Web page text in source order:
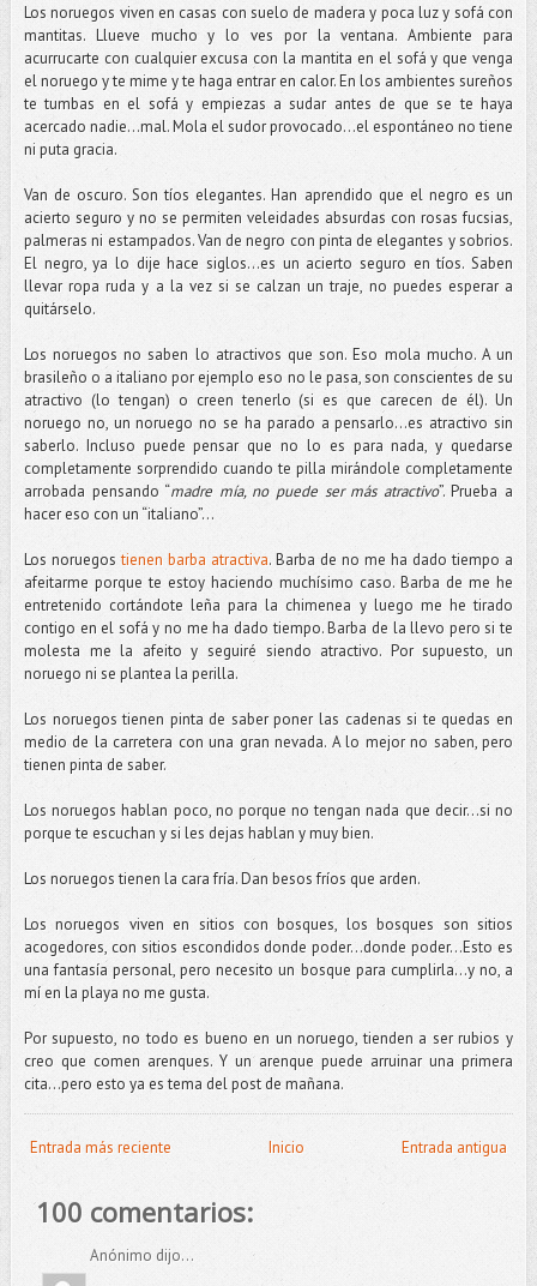
Los noruegos viven en casas con suelo de madera y poca luz y sofá con
mantitas. Llueve mucho y lo ves por la ventana. Ambiente para
acurrucarte con cualquier excusa con la mantita en el sofá y que venga
el noruego y te mime y te haga entrar en calor. En los ambientes sureños
te tumbas en el sofá y empiezas a sudar antes de que se te haya
acercado nadie...mal. Mola el sudor provocado…el espontáneo no tiene
ni puta gracia.
Van de oscuro. Son tíos elegantes. Han aprendido que el negro es un
acierto seguro y no se permiten veleidades absurdas con rosas fucsias,
palmeras ni estampados. Van de negro con pinta de elegantes y sobrios.
El negro, ya lo dije hace siglos…es un acierto seguro en tíos. Saben
llevar ropa ruda y a la vez si se calzan un traje, no puedes esperar a
quitárselo.
Los noruegos no saben lo atractivos que son. Eso mola mucho. A un
brasileño o a italiano por ejemplo eso no le pasa, son conscientes de su
atractivo (lo tengan) o creen tenerlo (si es que carecen de él). Un
noruego no, un noruego no se ha parado a pensarlo…es atractivo sin
saberlo. Incluso puede pensar que no lo es para nada, y quedarse
completamente sorprendido cuando te pilla mirándole completamente
arrobada pensando “madre mía, no puede ser más atractivo”. Prueba a
hacer eso con un “italiano”…
Los noruegostienen barba atractiva. Barba de no me ha dado tiempo a
afeitarme porque te estoy haciendo muchísimo caso. Barba de me he
entretenido cortándote leña para la chimenea y luego me he tirado
contigo en el sofá y no me ha dado tiempo. Barba de la llevo pero si te
molesta me la afeito y seguiré siendo atractivo. Por supuesto, un
noruego ni se plantea la perilla.
Los noruegos tienen pinta de saber poner las cadenas si te quedas en
medio de la carretera con una gran nevada. A lo mejor no saben, pero
tienen pinta de saber.
Los noruegos hablan poco, no porque no tengan nada que decir...si no
porque te escuchan y si les dejas hablan y muy bien.
Los noruegos tienen la cara fría. Dan besos fríos que arden.
Los noruegos viven en sitios con bosques, los bosques son sitios
acogedores, con sitios escondidos donde poder...donde poder…Esto es
una fantasía personal, pero necesito un bosque para cumplirla...y no, a
mí en la playa no me gusta.
Por supuesto, no todo es bueno en un noruego, tienden a ser rubios y
creo que comen arenques. Y un arenque puede arruinar una primera
cita…pero esto ya es tema del post de mañana.
Entrada más reciente Entrada antigua
Inicio
100 comentarios:
Anónimo dijo...